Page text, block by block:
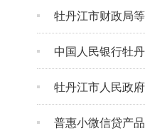
牡丹江市财政局
中国人民银行牡
牡丹江市人民政
普惠小微信贷产